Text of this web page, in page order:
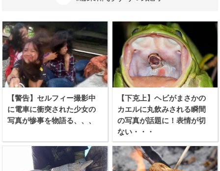
【警告】セルフィー撮影中
に電車に衝突された少女の
写真が惨事を物語る、、、
【下克上】ヘビがまさかの
カエルに丸飲みされる瞬間
の写真が話題に！表情が切
ない・・・